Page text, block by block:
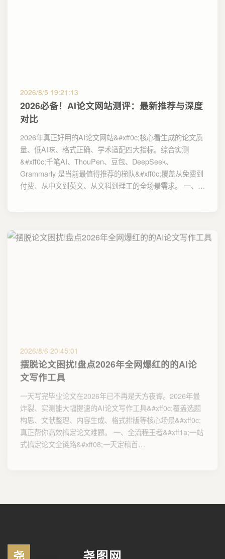
2026/8/5 19:21:13
2026必备！AI论文网站测评：最新推荐与深度
对比
2026年真正好用的AI论文网站&#xff0c;核心看生成的论文质
量、低AI味、格式正确、学术适配四大指标。综合实测
&#xff0c;千笔AI、ThouPen、豆包、DeepSeek、
Grammarly 是当前最值得推荐的梯队&#xff0c;覆盖从免费到
付费、从中文到英文、从文科到理工的全场景需求。 一、…
摆脱论文困扰!盘点2026年全网爆红的的AI论
文写作工具
炸裂、实测能大幅提速的AI论文写作工具&#xff0c;覆盖选题
构思、文献整理、内容生成、格式排版等核心场景&#xff0c;
真正帮你高效搞定论文难题。 一、全流程王者&#xff1a;一站
式搞定论文全链路&#xff08;一天定稿首…
尧图网